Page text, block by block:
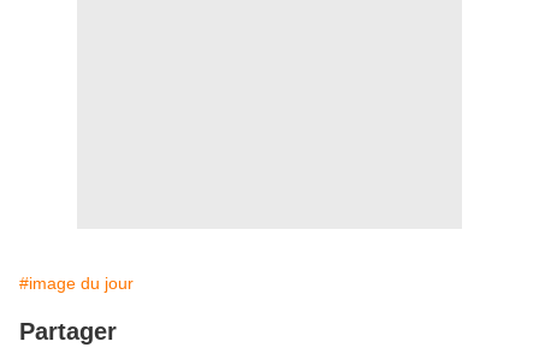
#image du jour
Partager